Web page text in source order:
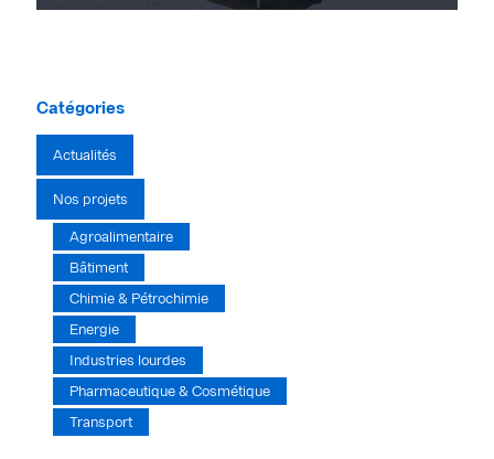
Catégories
Actualités
Nos projets
Agroalimentaire
Bâtiment
Chimie & Pétrochimie
Energie
Industries lourdes
Pharmaceutique & Cosmétique
Transport